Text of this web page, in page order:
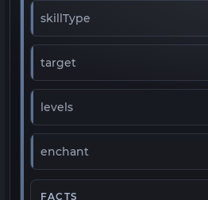
skillType
target
levels
enchant
FACTS